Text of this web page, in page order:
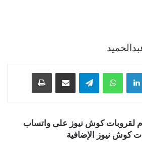
لينكدإن واتساب تيلقرام
لقروبات كوش نيوز على واتساب
كوش نيوز الإضافية